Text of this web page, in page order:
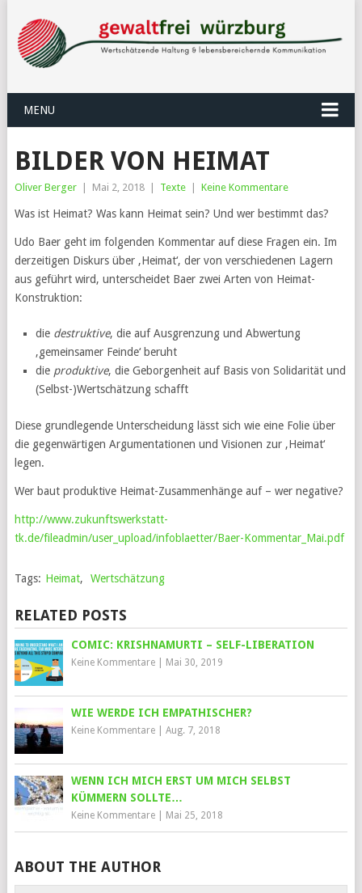
MENU
BILDER VON HEIMAT
Oliver Berger Mai 2, 2018 Texte Keine Kommentare
Was ist Heimat? Was kann Heimat sein? Und wer bestimmt das?
Udo Baer geht im folgenden Kommentar auf diese Fragen ein. Im
derzeitigen Diskurs über ‚Heimat‘, der von verschiedenen Lagern
aus geführt wird, unterscheidet Baer zwei Arten von Heimat-
Konstruktion:
die destruktive, die auf Ausgrenzung und Abwertung
‚gemeinsamer Feinde‘ beruht
die produktive, die Geborgenheit auf Basis von Solidarität und
(Selbst-)Wertschätzung schafft
Diese grundlegende Unterscheidung lässt sich wie eine Folie über
die gegenwärtigen Argumentationen und Visionen zur ‚Heimat‘
legen.
Wer baut produktive Heimat-Zusammenhänge auf – wer negative?
http://www.zukunftswerkstatt-
tk.de/fileadmin/user_upload/infoblaetter/Baer-Kommentar_Mai.pdf
Tags: Heimat, Wertschätzung
RELATED POSTS
COMIC: KRISHNAMURTI – SELF-LIBERATION
Keine Kommentare| Mai 30, 2019
WIE WERDE ICH EMPATHISCHER?
Keine Kommentare| Aug. 7, 2018
WENN ICH MICH ERST UM MICH SELBST
KÜMMERN SOLLTE…
Keine Kommentare| Mai 25, 2018
ABOUT THE AUTHOR